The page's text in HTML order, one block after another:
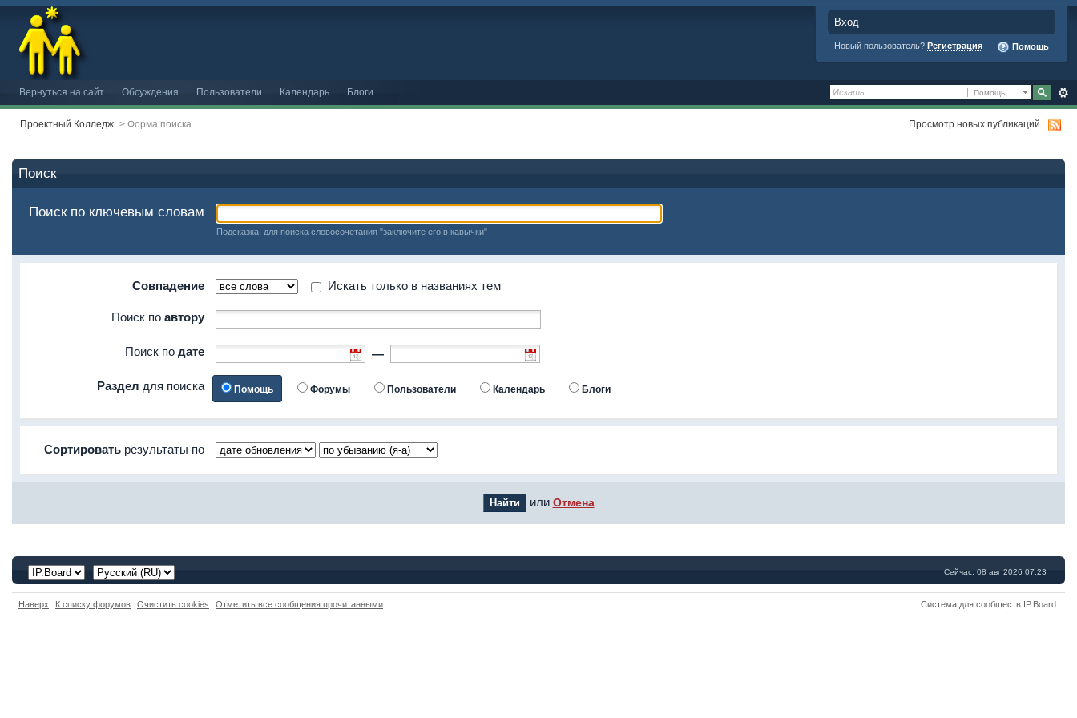
Вход
Новый пользователь? Регистрация Помощь
Помощь
Вернуться на сайт Обсуждения Пользователи Календарь Блоги
Проектный Колледж > Форма поиска Просмотр новых публикаций
Поиск
Поиск по ключевым словам
Подсказка: для поиска словосочетания "заключите его в кавычки"
Совпадение Искать только в названиях тем
Поиск по автору
Поиск по дате —
Раздел для поиска Помощь Форумы Пользователи Календарь Блоги
Сортировать результаты по
или Отмена
Сейчас: 08 авг 2026 07:23
Наверх К списку форумов Очистить cookies Отметить все сообщения прочитанными Система для сообществ IP.Board